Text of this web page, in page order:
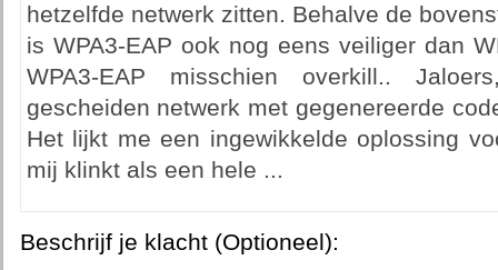
hetzelfde netwerk zitten. Behalve de
is WPA3-EAP ook nog eens veiliger dan
WPA3-EAP misschien overkill..
gescheiden netwerk met gegenereerde
Het lijkt me een ingewikkelde oplossing
mij klinkt als een hele ...
Beschrijf je klacht (Optioneel):